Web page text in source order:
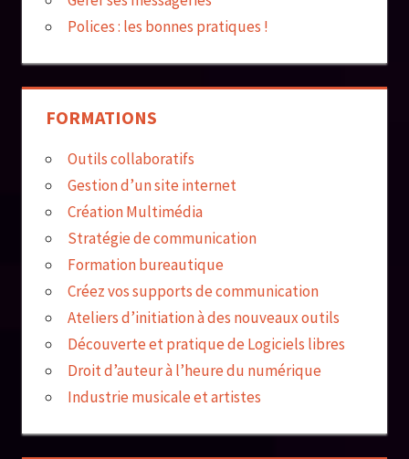
Polices : les bonnes pratiques !
FORMATIONS
Outils collaboratifs
Gestion d’un site internet
Création Multimédia
Stratégie de communication
Formation bureautique
Créez vos supports de communication
Ateliers d’initiation à des nouveaux outils
Découverte et pratique de Logiciels libres
Droit d’auteur à l’heure du numérique
Industrie musicale et artistes